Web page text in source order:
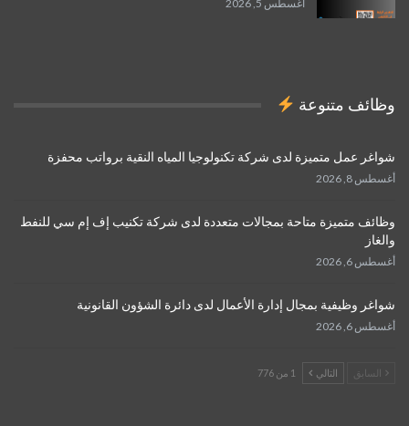
أغسطس 5, 2026
وظائف متنوعة
شواغر عمل متميزة لدى شركة تكنولوجيا المياه النقية برواتب محفزة
أغسطس 8, 2026
وظائف متميزة متاحة بمجالات متعددة لدى شركة تكنيب إف إم سي للنفط
والغاز
أغسطس 6, 2026
شواغر وظيفية بمجال إدارة الأعمال لدى دائرة الشؤون القانونية
أغسطس 6, 2026
السابق التالي 1 من 776